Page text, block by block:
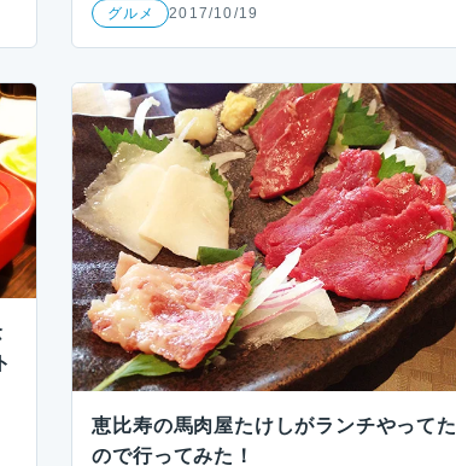
グルメ 2017/10/19
恵比寿の馬肉屋たけしがランチやってた
ので行ってみた！